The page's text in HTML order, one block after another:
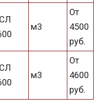
м3
От
4500
руб.
м3
От
4600
руб.